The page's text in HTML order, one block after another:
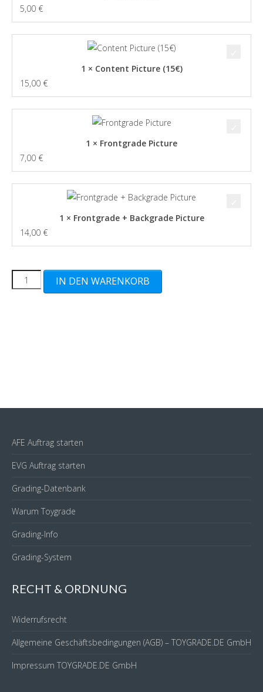
5,00 €
1 × Content Picture (15€)
15,00 €
1 × Frontgrade Picture
7,00 €
1 × Frontgrade + Backgrade Picture
14,00 €
Item
IN DEN WARENKORB
AFE Auftrag starten
EVG Auftrag starten
Grading-Datenbank
Warum Toygrade
Grading-Info
Grading-System
RECHT & ORDNUNG
Widerrufsrecht
Allgemeine Geschäftsbedingungen (AGB) – TOYGRADE.DE GmbH
Impressum TOYGRADE.DE GmbH